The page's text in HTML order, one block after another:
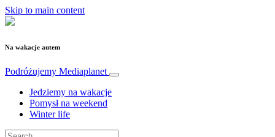
Skip to main content
Na wakacje autem
Podróżujemy Mediaplanet
Jedziemy na wakacje
Pomysł na weekend
Winter life